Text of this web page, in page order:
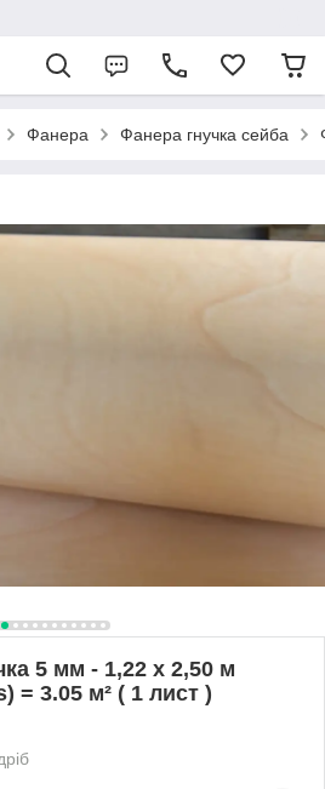
Фанера Фанера гнучка сейба
5 мм - 1,22 х 2,50 м
= 3.05 м² ( 1 лист )